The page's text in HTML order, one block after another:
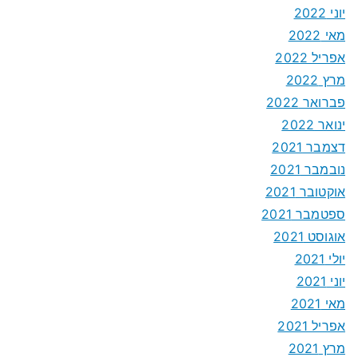
יוני 2022
מאי 2022
אפריל 2022
מרץ 2022
פברואר 2022
ינואר 2022
דצמבר 2021
נובמבר 2021
אוקטובר 2021
ספטמבר 2021
אוגוסט 2021
יולי 2021
יוני 2021
מאי 2021
אפריל 2021
מרץ 2021